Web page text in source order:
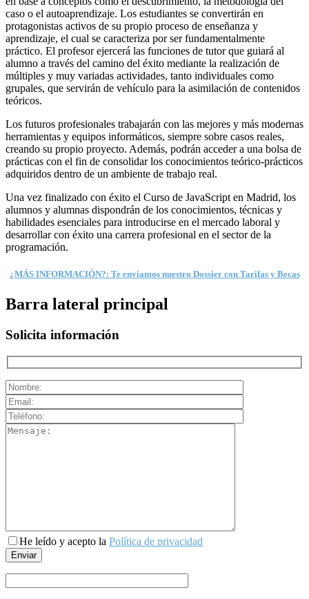
caso o el autoaprendizaje. Los estudiantes se convertirán en
protagonistas activos de su propio proceso de enseñanza y
aprendizaje, el cual se caracteriza por ser fundamentalmente
práctico. El profesor ejercerá las funciones de tutor que guiará al
alumno a través del camino del éxito mediante la realización de
múltiples y muy variadas actividades, tanto individuales como
grupales, que servirán de vehículo para la asimilación de contenidos
teóricos.
Los futuros profesionales trabajarán con las mejores y más modernas
herramientas y equipos informáticos, siempre sobre casos reales,
creando su propio proyecto. Además, podrán acceder a una bolsa de
prácticas con el fin de consolidar los conocimientos teórico-prácticos
adquiridos dentro de un ambiente de trabajo real.
Una vez finalizado con éxito el Curso de JavaScript en Madrid, los
alumnos y alumnas dispondrán de los conocimientos, técnicas y
habilidades esenciales para introducirse en el mercado laboral y
desarrollar con éxito una carrera profesional en el sector de la
programación.
¿MÁS INFORMACIÓN?: Te enviamos nuestro Dossier con Tarifas y Becas
Barra lateral principal
Solicita información
He leído y acepto la Política de privacidad